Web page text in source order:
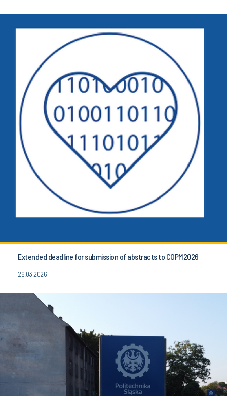
Extended deadline for submission of abstracts to COPM2026
26.03.2026